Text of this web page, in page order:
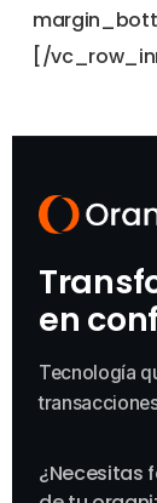
[/
en
Tecnología
¿Necesitas